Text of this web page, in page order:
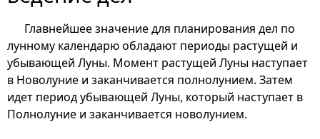
Главнейшее значение для планирования дел по
лунному календарю обладают периоды растущей и
убывающей Луны. Момент растущей Луны наступает
в Новолуние и заканчивается полнолунием. Затем
идет период убывающей Луны, который наступает в
Полнолуние и заканчивается новолунием.